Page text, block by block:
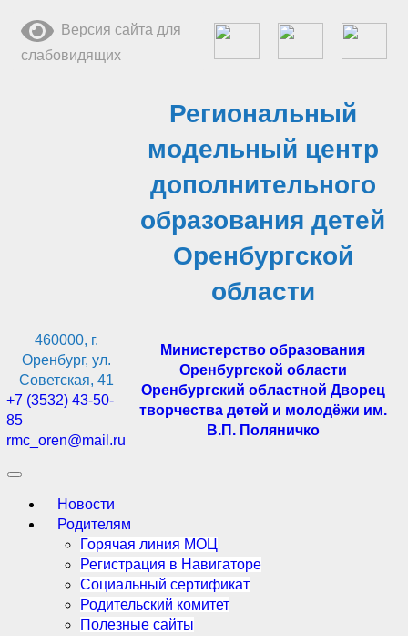
содержимому
Версия сайта для
слабовидящих
Региональный
модельный центр
дополнительного
образования детей
Оренбургской
области
460000, г.
Оренбург, ул.
Советская, 41
+7 (3532) 43-50-
85
rmc_oren@mail.ru
Министерство образования
Оренбургской области
Оренбургский областной Дворец
творчества детей и молодёжи им.
В.П. Поляничко
Новости
Родителям
Горячая линия МОЦ
Регистрация в Навигаторе
Социальный сертификат
Родительский комитет
Полезные сайты